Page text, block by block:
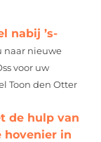
nabij ’s-
naar nieuwe
voor uw
Toon den Otter
de hulp van
hovenier in